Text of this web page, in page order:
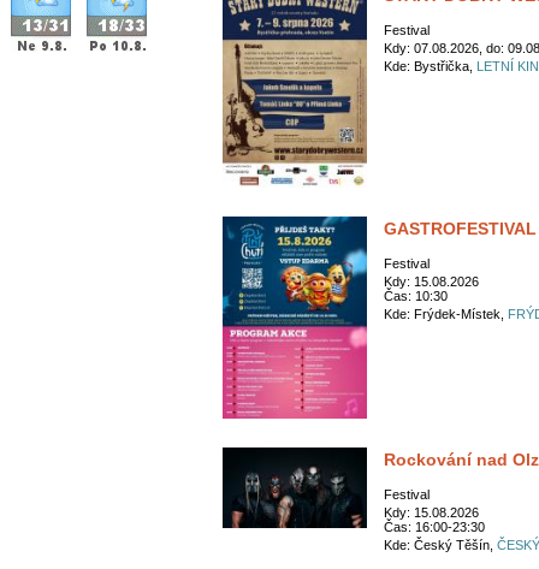
Festival
Kdy: 07.08.2026, do:
Kde: Bystřička, LETNÍ
GASTROFESTIVAL
Festival
Kdy: 15.08.2026
Čas: 10:30
Kde: Frýdek-Místek,
Rockování nad
Festival
Kdy: 15.08.2026
Čas: 16:00-23:30
Kde: Český Těšín,